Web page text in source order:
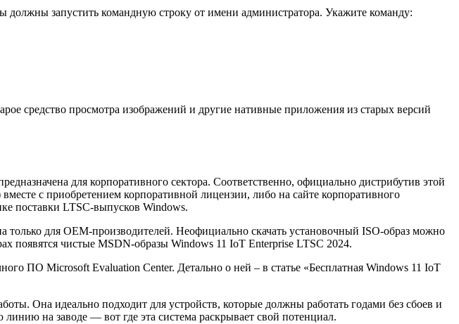
должны запустить командную строку от имени администратора. Укажите команду:
средство просмотра изображений и другие нативные приложения из старых версий
для корпоративного сектора. Соответственно, официально дистрибутив этой
с приобретением корпоративной лицензии, либо на сайте корпоративного
поставки LTSC-выпусков Windows.
для OEM-производителей. Неофициально скачать установочный ISO-образ можно
появятся чистые MSDN-образы Windows 11 IoT Enterprise LTSC 2024.
ПО Microsoft Evaluation Center. Детально о ней – в статье «Бесплатная Windows 11 IoT
Она идеально подходит для устройств, которые должны работать годами без сбоев и
на заводе — вот где эта система раскрывает свой потенциал.